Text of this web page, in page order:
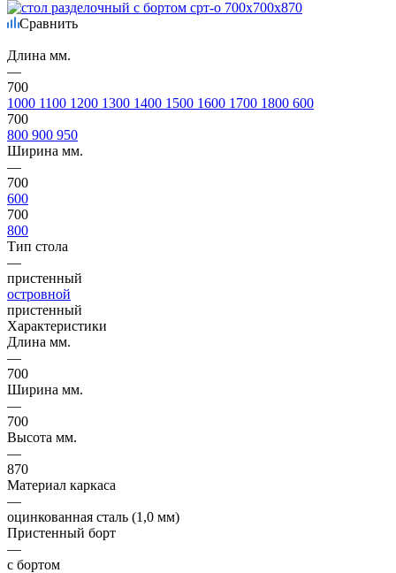
Сравнить
Длина мм.
—
700
1000 1100 1200 1300 1400 1500 1600 1700 1800 600
700
800 900 950
Ширина мм.
—
700
600
700
800
Тип стола
—
пристенный
островной
пристенный
Характеристики
Длина мм.
—
700
Ширина мм.
—
700
Высота мм.
—
870
Материал каркаса
—
оцинкованная сталь (1,0 мм)
Пристенный борт
—
с бортом